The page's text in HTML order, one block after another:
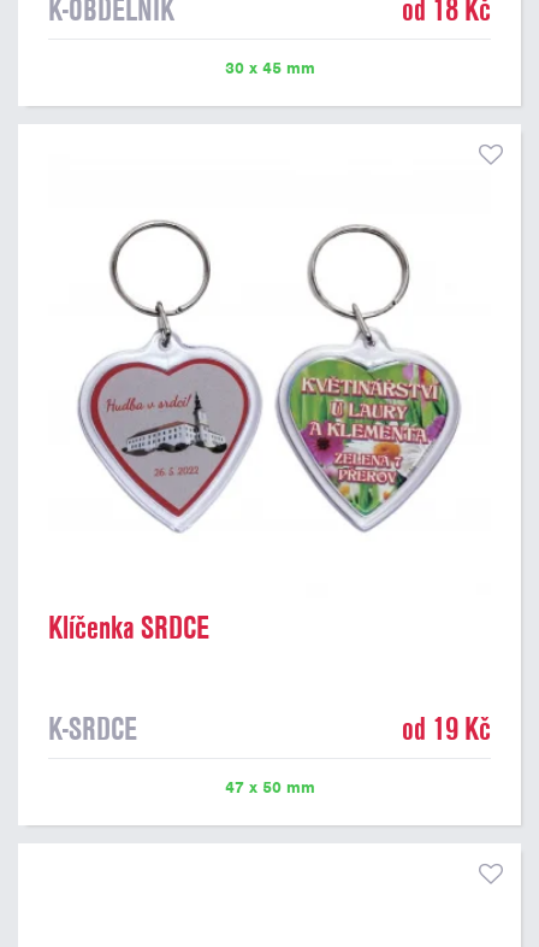
K-OBDELNÍK od 18 Kč
30 x 45 mm
Klíčenka SRDCE
K-SRDCE od 19 Kč
47 x 50 mm